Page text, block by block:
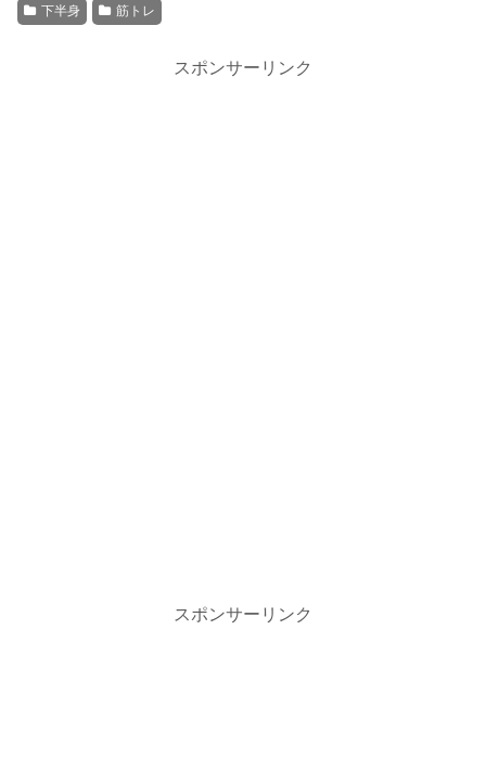
下半身 筋トレ
スポンサーリンク
スポンサーリンク